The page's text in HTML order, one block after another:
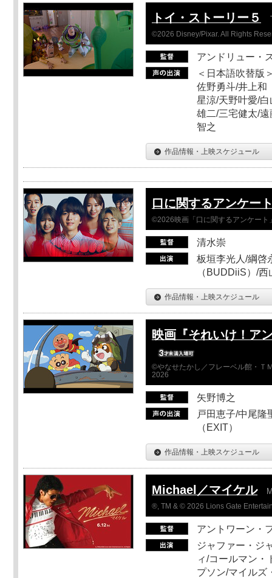
トイ・ストーリー５
©2026 Disney/Pixar. All Rights
アンドリュー・
＜日本語吹替版
佐野勇斗/井上和
星涼/天野叶愛/
雄二/三宅健太/
智之
作品情報・上映スケジュール
口に関するアンケー
©2026映画「口に関するアンケート
清水崇
板垣李光人/綱啓
（BUDDiiS）/
作品情報・上映スケジュール
映画『それいけ！ア
©やなせたかし／フレーベル館・Ｔ
2026
矢野博之
戸田恵子/中尾隆
（EXIT）
作品情報・上映スケジュール
Michael／マイケル
®, TM & © 2026 Lions Gate
アントワーン・
ジャファー・ジ
ィ/コールマン・
プソン/マイルズ